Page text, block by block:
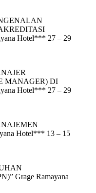
Hotel*** 27 – 29
MANAGER) DI
Hotel*** 27 – 29
Hotel*** 13 – 15
Grage Ramayana